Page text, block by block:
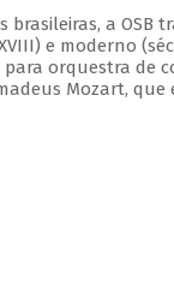
a OSB
e moderno
orquestra de
Mozart, que